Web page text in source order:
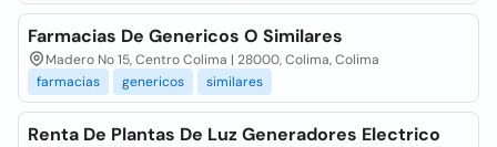
Farmacias De Genericos O Similares
Madero No 15, Centro Colima | 28000, Colima, Colima
farmacias
genericos similares
Renta De Plantas De Luz Generadores Electrico